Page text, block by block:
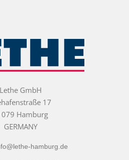
Lethe GmbH
17
Hamburg
GERMANY
hamburg.de